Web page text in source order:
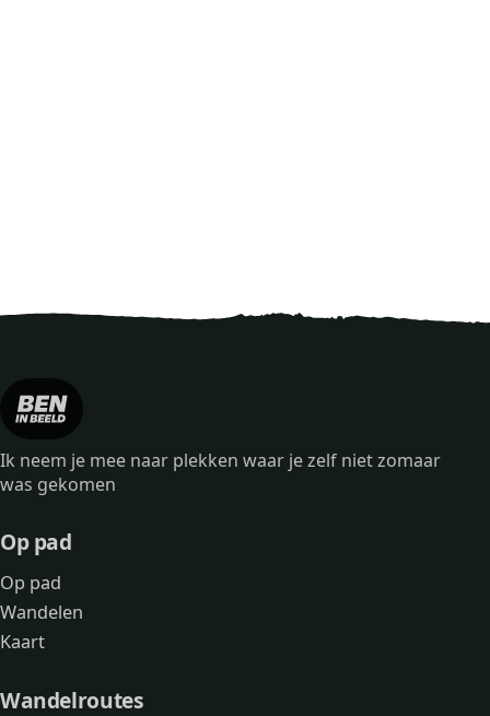
Ik neem je mee naar plekken waar je zelf niet zomaar
was gekomen
Op pad
Op pad
Wandelen
Kaart
Wandelroutes